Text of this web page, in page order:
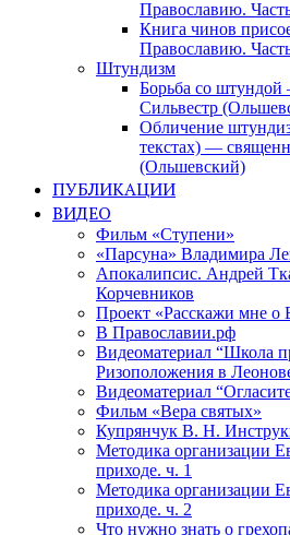
Православию.
Книга чинов
Православию.
Штундизм
Борьба со
Сильвестр
Обличение
текстах) —
(Ольшевский)
ПУБЛИКАЦИИ
ВИДЕО
Фильм «Ступени»
«Парсуна» Владимира
Апокалипсис. Андрей
Корчевников
Проект «Расскажи мне о
В Православии.рф
Видеоматериал “Школа
Ризоположения в
Видеоматериал
Фильм «Вера святых»
Купрянчук В. Н.
Методика организации
приходе. ч. 1
Методика организации
приходе. ч. 2
Что нужно знать о